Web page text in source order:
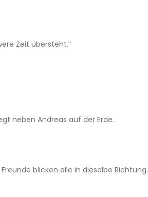
Zeit übersteht.“
neben Andreas auf der Erde.
blicken alle in dieselbe Richtung.